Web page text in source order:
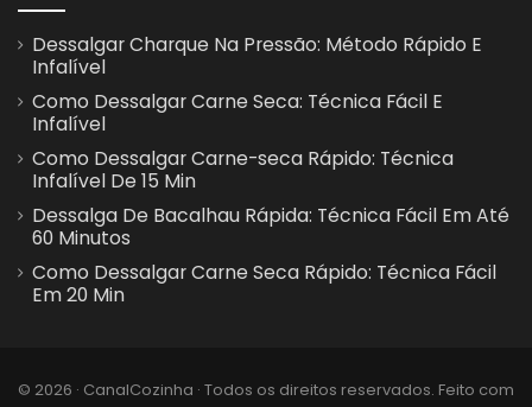
Dessalgar Charque Na Pressão: Método Rápido E
Infalível
Como Dessalgar Carne Seca: Técnica Fácil E
Infalível
Como Dessalgar Carne-seca Rápido: Técnica
Infalível De 15 Min
Dessalga De Bacalhau Rápida: Técnica Fácil Em Até
60 Minutos
Como Dessalgar Carne Seca Rápido: Técnica Fácil
Em 20 Min
© 2026 · CanalCozinha · Todos os direitos reservados. Feito com